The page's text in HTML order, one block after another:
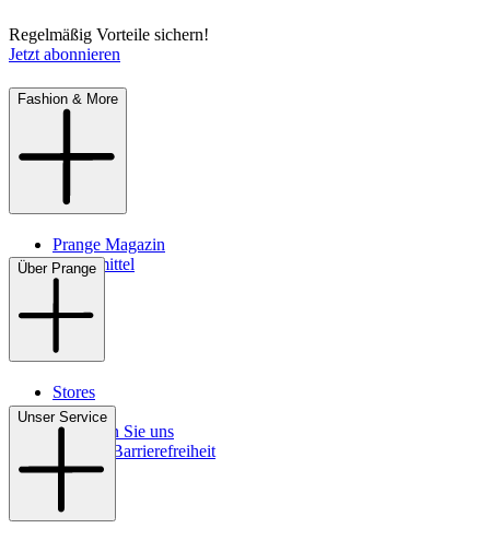
Regelmäßig Vorteile sichern!
Jetzt abonnieren
Fashion & More
Prange Magazin
Pflegemittel
Über Prange
Stores
Kontakt
So finden Sie uns
Digitale Barrierefreiheit
Unser Service